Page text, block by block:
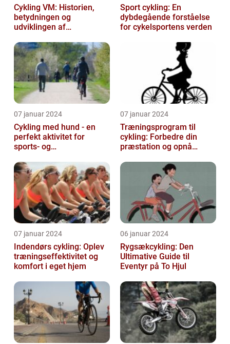
Cykling VM: Historien,
betydningen og
udviklingen af
Sport cykling: En
dybdegående forståelse
for cykelsportens verden
07 januar 2024
Cykling med hund - en
perfekt aktivitet for
sports- og
07 januar 2024
Træningsprogram til
cykling: Forbedre din
præstation og opnå
07 januar 2024
Indendørs cykling: Oplev
træningseffektivitet og
komfort i eget hjem
06 januar 2024
Rygsækcykling: Den
Ultimative Guide til
Eventyr på To Hjul